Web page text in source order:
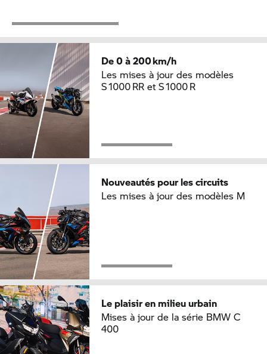
De 0 à 200 km/h
Les mises à jour des modèles
S 1000 RR et S 1000 R
Nouveautés pour les circuits
Les mises à jour des modèles M
Le plaisir en milieu urbain
Mises à jour de la série BMW C
400